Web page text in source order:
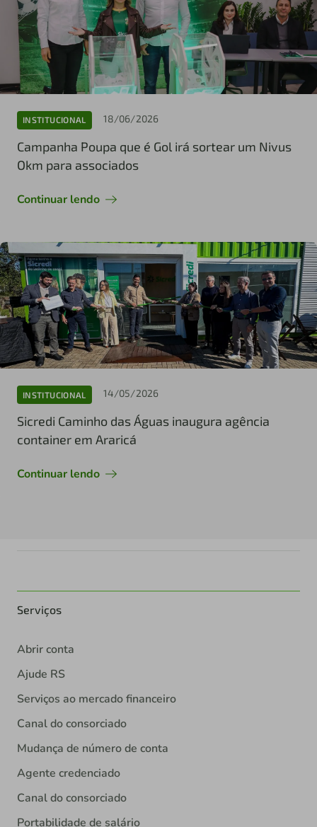
INSTITUCIONAL 18/06/2026
Campanha Poupa que é Gol irá sortear um Nivus
Okm para associados
Continuar lendo
INSTITUCIONAL 14/05/2026
Sicredi Caminho das Águas inaugura agência
container em Araricá
Continuar lendo
Serviços
Abrir conta
Ajude RS
Serviços ao mercado financeiro
Canal do consorciado
Mudança de número de conta
Agente credenciado
Canal do consorciado
Portabilidade de salário